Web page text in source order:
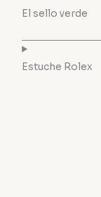
El sello verde
Estuche Rolex